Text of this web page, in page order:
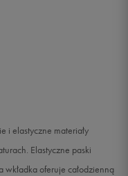
i elastyczne materiały
Elastyczne paski
oferuje całodzienną